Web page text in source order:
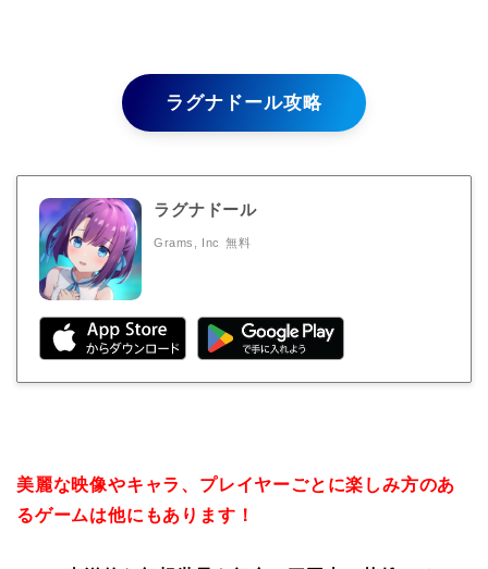
ラグナドール攻略
ラグナドール
Grams, Inc 無料
美麗な映像やキャラ、プレイヤーごとに楽しみ方のあ
るゲームは他にもあります！